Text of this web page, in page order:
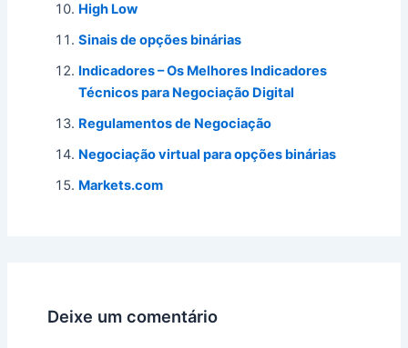
High Low
Sinais de opções binárias
Indicadores – Os Melhores Indicadores
Técnicos para Negociação Digital
Regulamentos de Negociação
Negociação virtual para opções binárias
Markets.com
Deixe um comentário